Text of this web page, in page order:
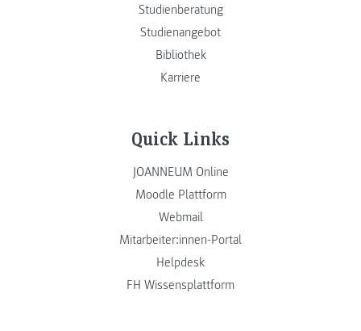
Studienberatung
Studienangebot
Bibliothek
Karriere
Quick Links
JOANNEUM Online
Moodle Plattform
Webmail
Mitarbeiter:innen-Portal
Helpdesk
FH Wissensplattform